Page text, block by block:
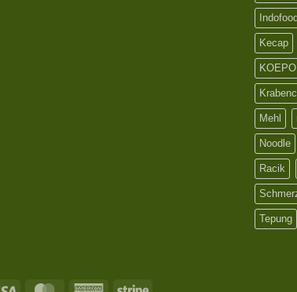
Indofood
Kecap
Mehl
Noodle
Racik
Tepung